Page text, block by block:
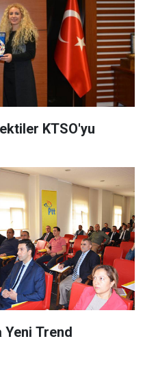
KTSO'yu
Yeni Trend